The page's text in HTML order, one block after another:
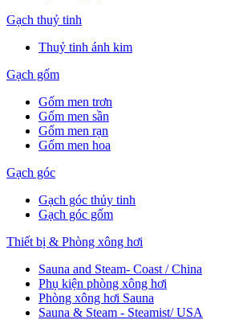
Gạch thuỷ tinh
Thuỷ tinh ánh kim
Gạch gốm
Gốm men trơn
Gốm men sần
Gốm men rạn
Gốm men hoa
Gạch góc
Gạch góc thủy tinh
Gạch góc gốm
Thiết bị & Phòng xông hơi
Sauna and Steam- Coast / China
Phụ kiện phòng xông hơi
Phòng xông hơi Sauna
Sauna & Steam - Steamist/ USA